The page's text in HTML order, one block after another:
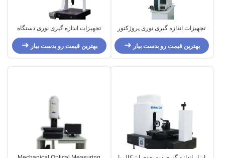
تجهیزات اندازه گیری نوری پروژکتور
اندازه گیری افقی با دقت بالا
بهترین قیمت رو بدست بیار
تجهیزات اندازه گیری نوری دستگاه
اندازه گیری سه بعدی CNC اپتیک سه
مختصات با دقت بالا
بهترین قیمت رو بدست بیار